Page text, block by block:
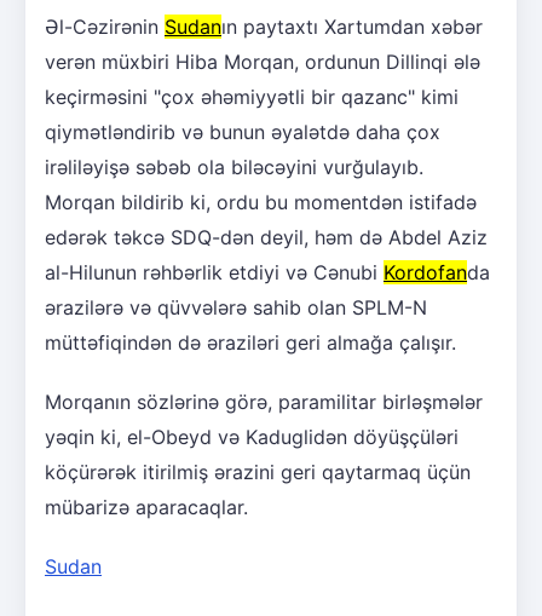
Əl-Cəzirənin Sudanın paytaxtı Xartumdan xəbər
verən müxbiri Hiba Morqan, ordunun Dillinqi ələ
keçirməsini "çox əhəmiyyətli bir qazanc" kimi
qiymətləndirib və bunun əyalətdə daha çox
irəliləyişə səbəb ola biləcəyini vurğulayıb.
Morqan bildirib ki, ordu bu momentdən istifadə
edərək təkcə SDQ-dən deyil, həm də Abdel Aziz
al-Hilunun rəhbərlik etdiyi və Cənubi Kordofanda
ərazilərə və qüvvələrə sahib olan SPLM-N
müttəfiqindən də əraziləri geri almağa çalışır.
Morqanın sözlərinə görə, paramilitar birləşmələr
yəqin ki, el-Obeyd və Kaduglidən döyüşçüləri
köçürərək itirilmiş ərazini geri qaytarmaq üçün
mübarizə aparacaqlar.
Sudan